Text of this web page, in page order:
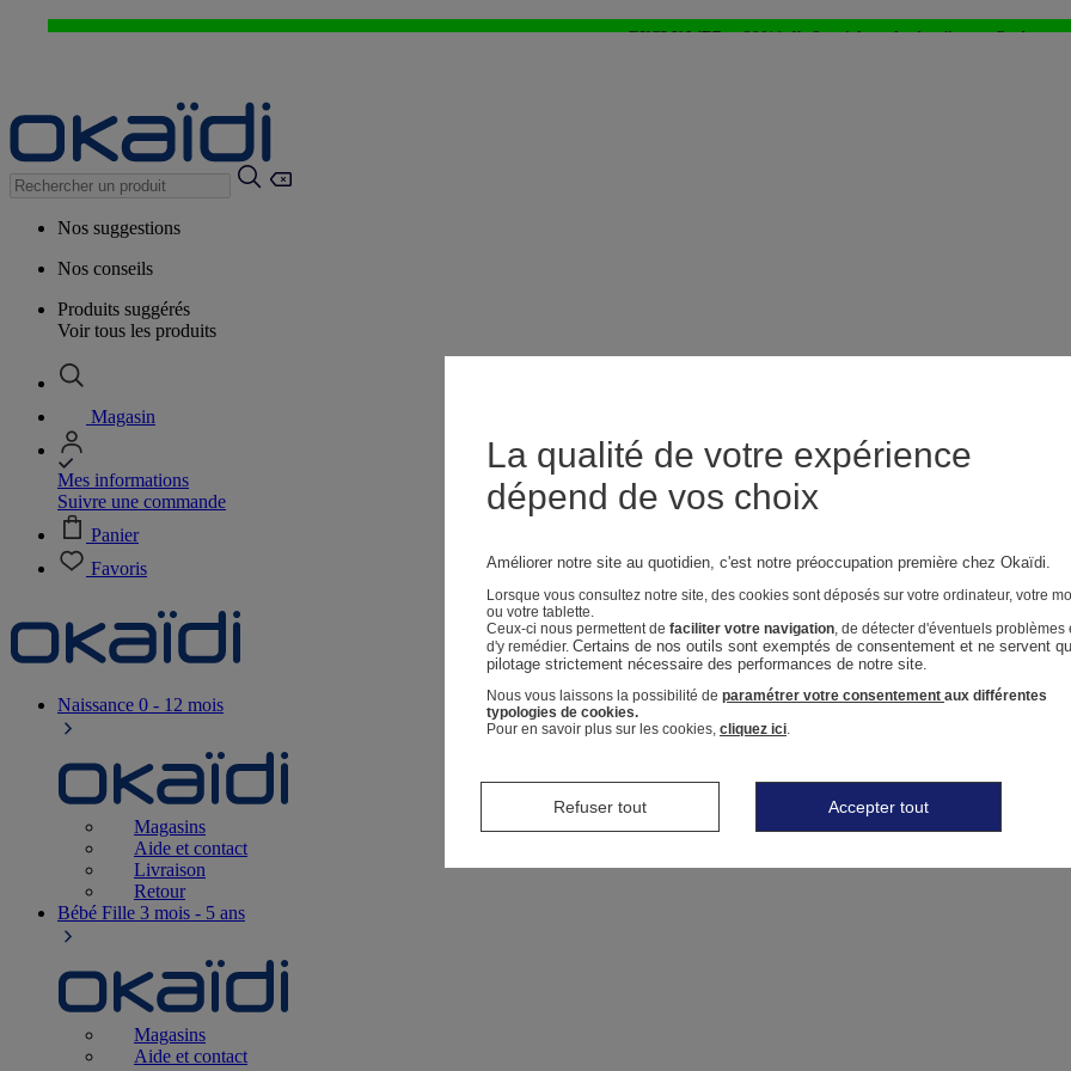
EXCLU WEB : - 20%* dès 3 articles achetés > j'en profite !
Nos suggestions
Nos conseils
Produits suggérés
Voir tous les produits
Magasin
Mes informations
Suivre une commande
Panier
Favoris
Naissance 0 - 12 mois
Magasins
Aide et contact
Livraison
Retour
Bébé Fille 3 mois - 5 ans
Magasins
Aide et contact
La qualité de votre expérience
dépend de vos choix
Améliorer notre site au quotidien, c'est notre préoccupation première chez Okaïdi.
Lorsque vous consultez notre site, des cookies sont déposés sur votre ordinateur, votre
ou votre tablette.
Ceux-ci nous permettent de faciliter votre navigation, de détecter d'éventuels problèmes
d'y remédier. Certains de nos outils sont exemptés de consentement et ne servent
pilotage strictement nécessaire des performances de notre site.
Nous vous laissons la possibilité de paramétrer votre consentement aux différentes
typologies de cookies.
Pour en savoir plus sur les cookies, cliquez ici.
Refuser tout Accepter tout